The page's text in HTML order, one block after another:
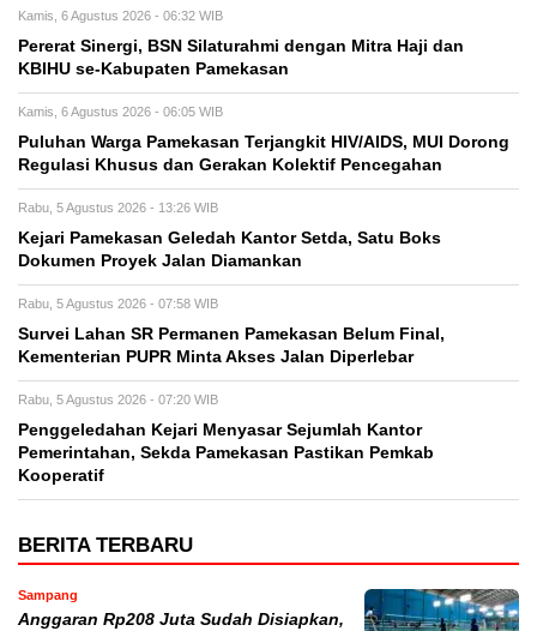
Kamis, 6 Agustus 2026 - 06:32 WIB
Pererat Sinergi, BSN Silaturahmi dengan Mitra Haji dan
KBIHU se-Kabupaten Pamekasan
Kamis, 6 Agustus 2026 - 06:05 WIB
Puluhan Warga Pamekasan Terjangkit HIV/AIDS, MUI Dorong
Regulasi Khusus dan Gerakan Kolektif Pencegahan
Rabu, 5 Agustus 2026 - 13:26 WIB
Kejari Pamekasan Geledah Kantor Setda, Satu Boks
Dokumen Proyek Jalan Diamankan
Rabu, 5 Agustus 2026 - 07:58 WIB
Survei Lahan SR Permanen Pamekasan Belum Final,
Kementerian PUPR Minta Akses Jalan Diperlebar
Rabu, 5 Agustus 2026 - 07:20 WIB
Penggeledahan Kejari Menyasar Sejumlah Kantor
Pemerintahan, Sekda Pamekasan Pastikan Pemkab
Kooperatif
BERITA TERBARU
Sampang
Anggaran Rp208 Juta Sudah Disiapkan,